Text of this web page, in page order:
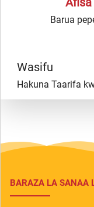
Barua
Wasifu
Hakuna Taarifa
BARAZA LA SANAA